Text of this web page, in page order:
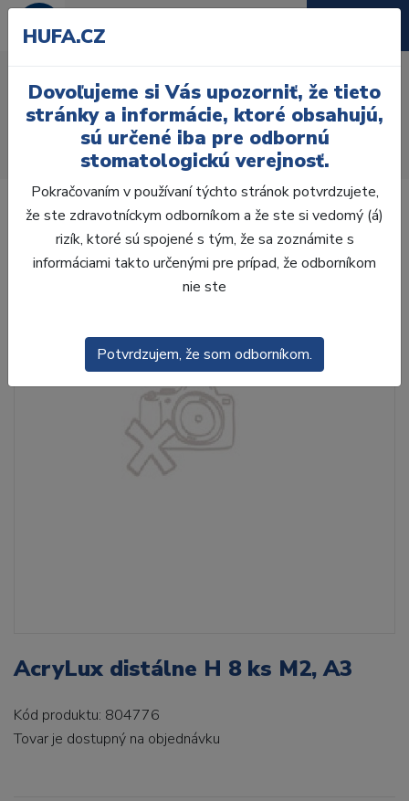
M2, A3
Zuby
AcryRock
AcryLux distálne H 8 ks M2, A3
AcryLux distálne H 8 ks M2, A3
Kód produktu: 804776
Tovar je dostupný na objednávku
HUFA.CZ
Dovoľujeme si Vás upozorniť, že tieto
stránky a informácie, ktoré obsahujú,
sú určené iba pre odbornú
stomatologickú verejnosť.
Pokračovaním v používaní týchto stránok potvrdzujete,
že ste zdravotníckym odborníkom a že ste si vedomý (á)
rizík, ktoré sú spojené s tým, že sa zoznámite s
informáciami takto určenými pre prípad, že odborníkom
nie ste
Potvrdzujem, že som odborníkom.